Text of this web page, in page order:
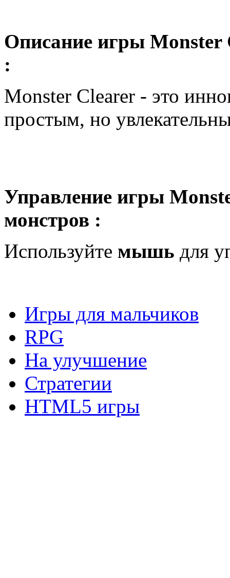
Описание игры Monster
:
Monster Clearer - это
простым, но
Управление игры
монстров :
Используйте мышь для
Игры для мальчиков
RPG
На улучшение
Стратегии
HTML5 игры